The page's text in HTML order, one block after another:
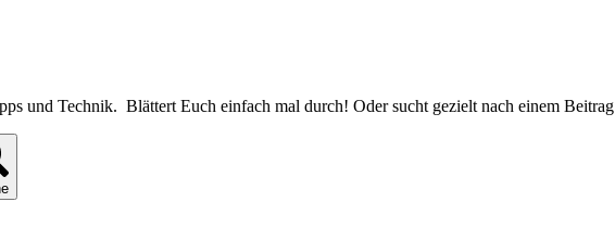
und Technik. Blättert Euch einfach mal durch! Oder sucht gezielt nach einem Beitrag